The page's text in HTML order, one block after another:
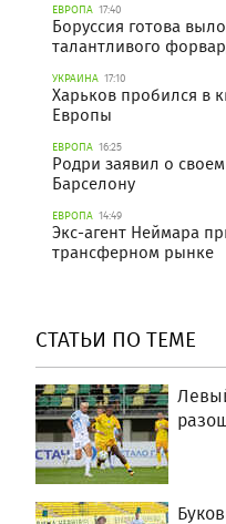
ЕВРОПА 17:40
Боруссия готова
талантливого
УКРАИНА 17:10
Харьков пробился в
Европы
ЕВРОПА 16:25
Родри заявил о
Барселону
ЕВРОПА 14:49
Экс-агент Неймара
трансферном рынке
СТАТЬИ ПО ТЕМЕ